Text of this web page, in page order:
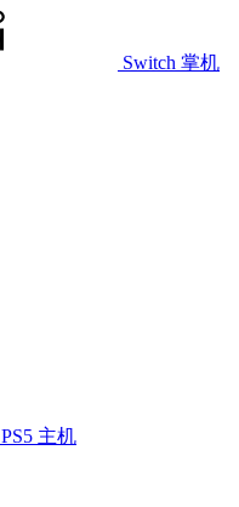
Switch 掌机
PS5 主机